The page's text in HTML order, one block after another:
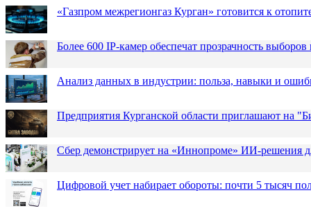
«Газпром межрегионгаз Курган» готовится к
Более 600 IP-камер обеспечат прозрачность
Анализ данных в индустрии: польза, навыки и
Предприятия Курганской области приглашают на
Сбер демонстрирует на «Иннопроме» ИИ-решения
Цифровой учет набирает обороты: почти 5 тысяч